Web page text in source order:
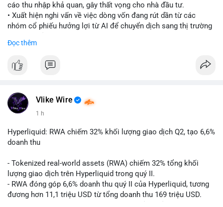
cáo thu nhập khả quan, gây thất vọng cho nhà đầu tư.
• Xuất hiện nghi vấn về việc dòng vốn đang rút dần từ các
nhóm cổ phiếu hưởng lợi từ AI để chuyển dịch sang thị trường
• Diễn biến này có thể là tín hiệu cho thấy sự luân chuyển dòng
$btc $eth
📰 Nguồn: CoinDesk
Đọc thêm
Vlike Wire
1 h
Hyperliquid: RWA chiếm 32% khối lượng giao dịch Q2, tạo 6,6%
doanh thu
- Tokenized real-world assets (RWA) chiếm 32% tổng khối
lượng giao dịch trên Hyperliquid trong quý II.
- RWA đóng góp 6,6% doanh thu quý II của Hyperliquid, tương
đương hơn 11,1 triệu USD từ tổng doanh thu 169 triệu USD.